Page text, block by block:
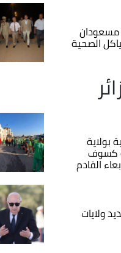
مسعودان
الصحية
بولاية
كسوف
القادم
ولايات